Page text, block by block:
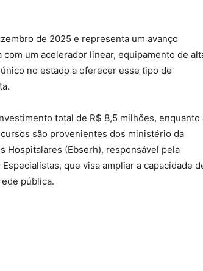
de 2025 e representa um avanço
um acelerador linear, equipamento de
no estado a oferecer esse tipo de
total de R$ 8,5 milhões, enquanto
são provenientes dos ministério da
Hospitalares (Ebserh), responsável pela
que visa ampliar a capacidade
pública.